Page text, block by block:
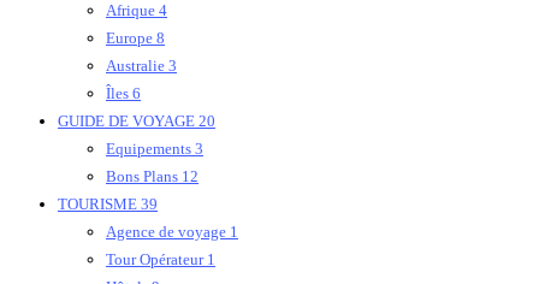
Afrique 4
Europe 8
Australie 3
Îles 6
GUIDE DE VOYAGE 20
Equipements 3
Bons Plans 12
TOURISME 39
Agence de voyage 1
Tour Opérateur 1